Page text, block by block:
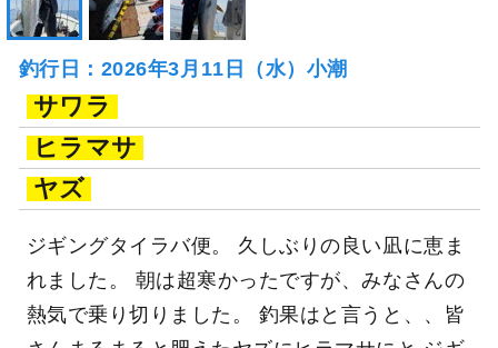
釣行日：2026年3月11日（水）小潮
サワラ
ヒラマサ
ヤズ
ジギングタイラバ便。 久しぶりの良い凪に恵ま
れました。 朝は超寒かったですが、みなさんの
熱気で乗り切りました。 釣果はと言うと、、皆